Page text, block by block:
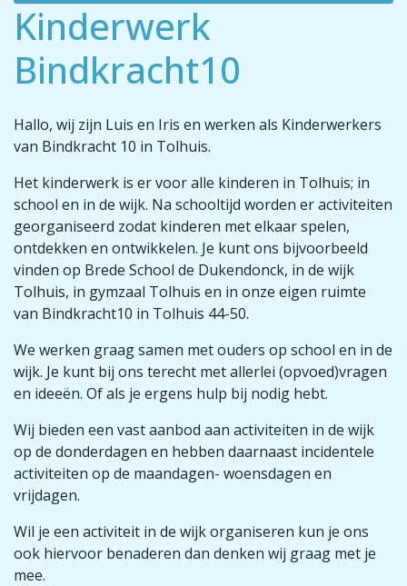
Kinderwerk
Bindkracht10
Hallo, wij zijn Luis en Iris en werken als Kinderwerkers
van Bindkracht 10 in Tolhuis.
Het kinderwerk is er voor alle kinderen in Tolhuis; in
school en in de wijk. Na schooltijd worden er activiteiten
georganiseerd zodat kinderen met elkaar spelen,
ontdekken en ontwikkelen. Je kunt ons bijvoorbeeld
vinden op Brede School de Dukendonck, in de wijk
Tolhuis, in gymzaal Tolhuis en in onze eigen ruimte
van Bindkracht10 in Tolhuis 44-50.
We werken graag samen met ouders op school en in de
wijk. Je kunt bij ons terecht met allerlei (opvoed)vragen
en ideeën. Of als je ergens hulp bij nodig hebt.
Wij bieden een vast aanbod aan activiteiten in de wijk
op de donderdagen en hebben daarnaast incidentele
activiteiten op de maandagen- woensdagen en
vrijdagen.
Wil je een activiteit in de wijk organiseren kun je ons
ook hiervoor benaderen dan denken wij graag met je
mee.